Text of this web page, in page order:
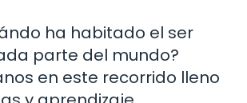
ha habitado el ser
parte del mundo?
en este recorrido lleno